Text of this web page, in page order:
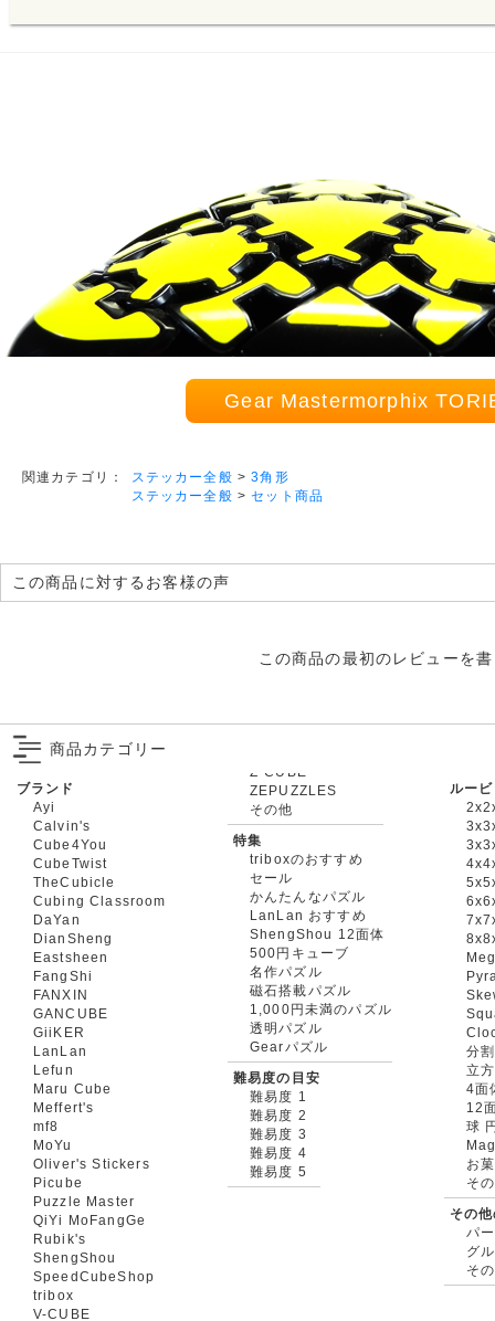
Gear Mastermorphix
関連カテゴリ： ステッカー全般 >3角形
ステッカー全般 >セット商品
この商品に対するお客様の声
この商品の最初のレビューを
商品カテゴリー
ブランド
Ayi
Calvin's
Cube4You
CubeTwist
TheCubicle
Cubing Classroom
DaYan
DianSheng
Eastsheen
FangShi
FANXIN
GANCUBE
GiiKER
LanLan
Lefun
Maru Cube
Meffert's
mf8
MoYu
Oliver's Stickers
Picube
Puzzle Master
QiYi MoFangGe
Rubik's
ShengShou
SpeedCubeShop
tribox
V-CUBE
ZEPUZZLES
その他
特集
triboxのおすすめ
セール
かんたんなパズル
LanLan おすすめ
ShengShou 12面体
500円キューブ
名作パズル
磁石搭載パズル
1,000円未満のパズル
透明パズル
Gearパズル
難易度の目安
難易度 1
難易度 2
難易度 3
難易度 4
難易度 5
ルー
分
立
4面
12
球
お
そ
その
パ
グ
そ